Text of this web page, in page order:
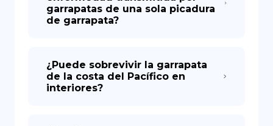
garrapatas de una sola picadura
de garrapata?
¿Puede sobrevivir la garrapata
de la costa del Pacífico en
interiores?